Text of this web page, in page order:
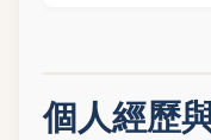
個人經歷